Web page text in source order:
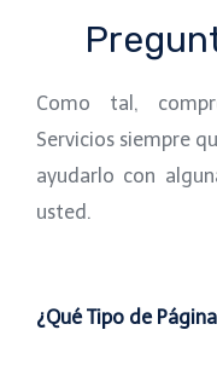
Como tal,
Servicios siempre
ayudarlo con
usted.